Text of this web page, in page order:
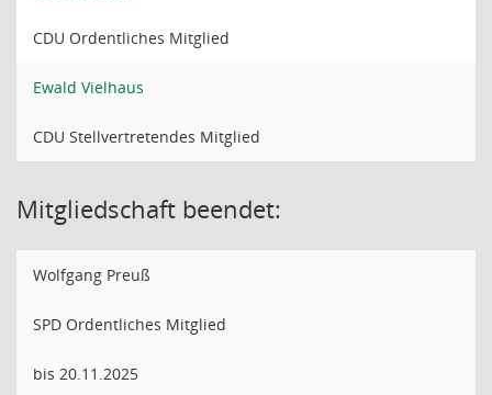
CDU Ordentliches Mitglied
Ewald Vielhaus
CDU Stellvertretendes Mitglied
Mitgliedschaft beendet:
Wolfgang Preuß
SPD Ordentliches Mitglied
bis 20.11.2025